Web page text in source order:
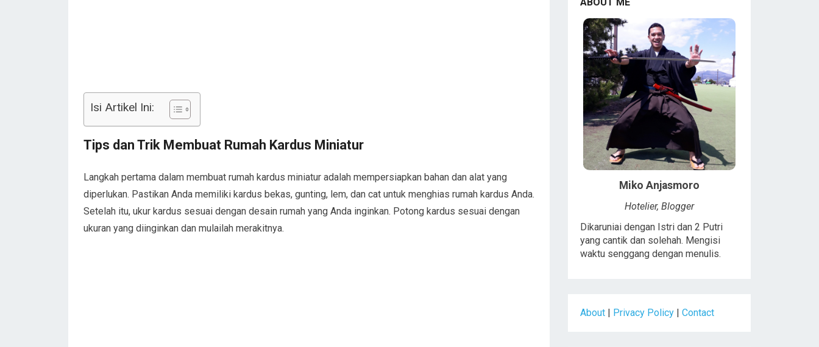
Isi Artikel Ini:
Tips dan Trik Membuat Rumah Kardus Miniatur
Langkah pertama dalam membuat rumah kardus miniatur adalah mempersiapkan bahan dan alat yang
diperlukan. Pastikan Anda memiliki kardus bekas, gunting, lem, dan cat untuk menghias rumah kardus Anda.
Setelah itu, ukur kardus sesuai dengan desain rumah yang Anda inginkan. Potong kardus sesuai dengan
ukuran yang diinginkan dan mulailah merakitnya.
Miko Anjasmoro
Hotelier, Blogger
Dikaruniai dengan Istri dan 2 Putri
yang cantik dan solehah. Mengisi
waktu senggang dengan menulis.
About Privacy Policy Contact